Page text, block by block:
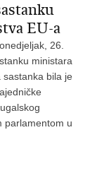
EU-a
26.
ministara
bila je
parlamentom u